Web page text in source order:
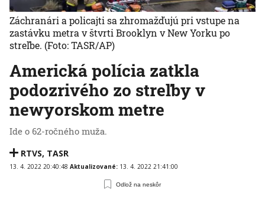
Americká polícia zatkla
podozrivého zo streľby v
newyorskom metre
Ide o 62-ročného muža.
RTVS, TASR
13. 4. 2022 20:40:48 Aktualizované: 13. 4. 2022 21:41:00
Odlož na neskôr
Záchranári a policajti sa zhromažďujú pri vstupe na
zastávku metra v štvrti Brooklyn v New Yorku po
streľbe. (Foto: TASR/AP)